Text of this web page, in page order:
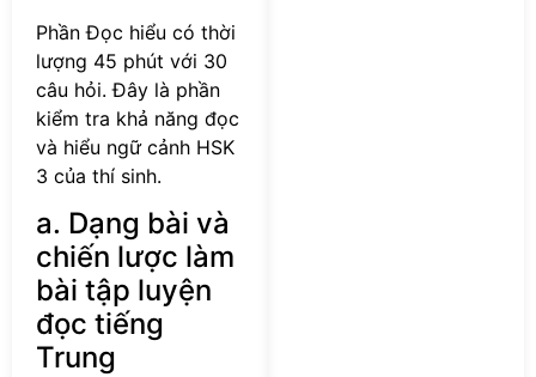
Phần Đọc hiểu có thời
lượng 45 phút với 30
câu hỏi. Đây là phần
kiểm tra khả năng đọc
và hiểu ngữ cảnh HSK
3 của thí sinh.
a. Dạng bài và
chiến lược làm
bài tập luyện
đọc tiếng
Trung